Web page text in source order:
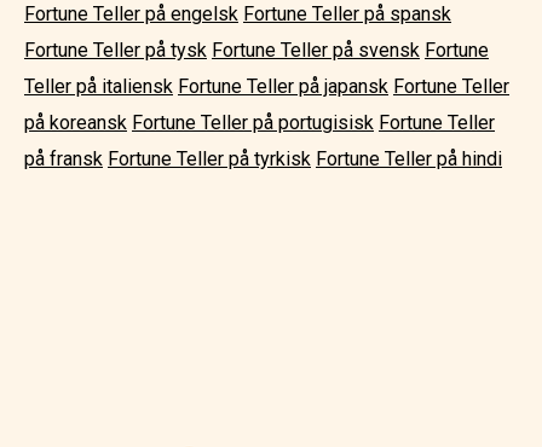
Fortune Teller på engelsk Fortune Teller på spansk
Fortune Teller på tysk Fortune Teller på svensk Fortune
Teller på italiensk Fortune Teller på japansk Fortune Teller
på koreansk Fortune Teller på portugisisk Fortune Teller
på fransk Fortune Teller på tyrkisk Fortune Teller på hindi